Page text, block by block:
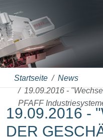
Startseite
News
19.09.2016 -
PFAFF
19.09.2016 -
DER